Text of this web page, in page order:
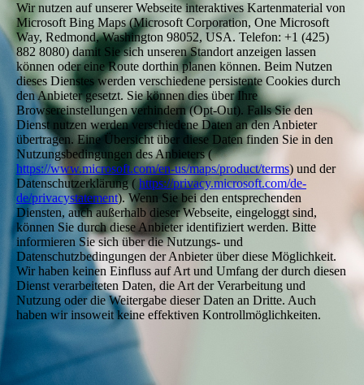
Wir nutzen auf unserer Webseite interaktives Kartenmaterial von
Microsoft Bing Maps (Microsoft Corporation, One Microsoft
Way, Redmond, Washington 98052, USA. Telefon: +1 (425)
882 8080) damit Sie sich unseren Standort anzeigen lassen
können oder eine Route dorthin planen können. Beim Nutzen
dieses Dienstes werden verschiedene persistente Cookies durch
den Anbieter gesetzt. Sie können dies über Ihre
Browsereinstellungen verhindern (Opt-Out). Falls Sie den
Dienst nutzen werden verschiedene Daten an den Anbieter
übertragen. Eine Übersicht über diese Daten finden Sie in den
Nutzungsbedingungen des Anbieters (
https://www.microsoft.com/en-us/maps/product/terms) und der
Datenschutzerklärung ( https://privacy.microsoft.com/de-
de/privacystatement). Wenn Sie bei den entsprechenden
Diensten, auch außerhalb dieser Webseite, eingeloggt sind,
können Sie durch diese Anbieter identifiziert werden. Bitte
informieren Sie sich über die Nutzungs- und
Datenschutzbedingungen der Anbieter über diese Möglichkeit.
Wir haben keinen Einfluss auf Art und Umfang der durch diesen
Dienst verarbeiteten Daten, die Art der Verarbeitung und
Nutzung oder die Weitergabe dieser Daten an Dritte. Auch
haben wir insoweit keine effektiven Kontrollmöglichkeiten.